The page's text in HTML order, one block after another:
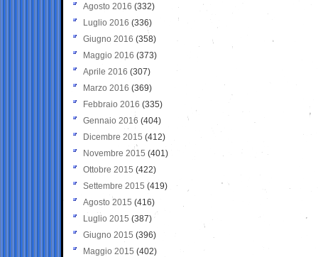
Agosto 2016 (332)
Luglio 2016 (336)
Giugno 2016 (358)
Maggio 2016 (373)
Aprile 2016 (307)
Marzo 2016 (369)
Febbraio 2016 (335)
Gennaio 2016 (404)
Dicembre 2015 (412)
Novembre 2015 (401)
Ottobre 2015 (422)
Settembre 2015 (419)
Agosto 2015 (416)
Luglio 2015 (387)
Giugno 2015 (396)
Maggio 2015 (402)